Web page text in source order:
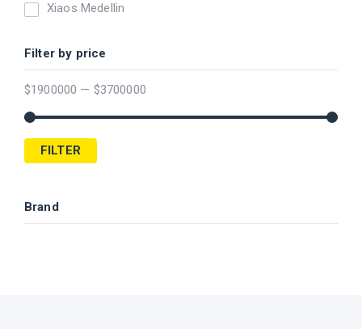
Xiaos Medellin
Filter by price
$1900000 — $3700000
FILTER
Brand